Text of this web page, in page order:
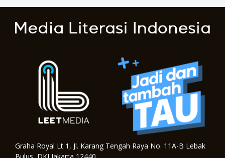
Graha Royal Lt 1, Jl. Karang Tengah Raya No. 11A-B Lebak